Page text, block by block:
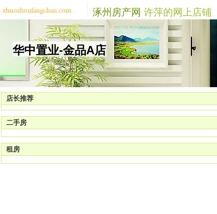
涿州房产网 许萍的网上店铺
华中置业-金品A店
店长推荐
二手房
租房